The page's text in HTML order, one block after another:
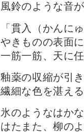
風鈴のような音
「貫入（かんに
やきものの表面
一筋一筋、天に
釉薬の収縮が引
繊細な色を湛え
氷のようなはか
はたまた、柳の